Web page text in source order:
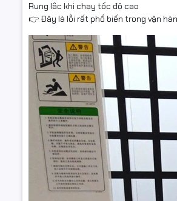
Rung lắc khi chạy tốc độ cao
👉 Đây là lỗi rất phổ biến trong vận